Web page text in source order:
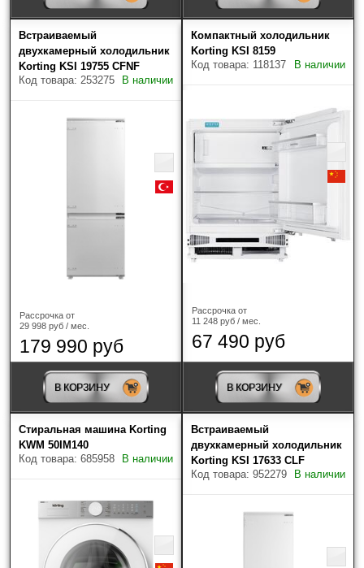
Встраиваемый
двухкамерный холодильник
Korting KSI 19755 CFNF
Код товара: 253275
В наличии
Рассрочка от
29 998 руб / мес.
179 990 руб
В КОРЗИНУ
Компактный холодильник
Korting KSI 8159
Код товара: 118137
В наличии
Рассрочка от
11 248 руб / мес.
67 490 руб
В КОРЗИНУ
Стиральная машина Korting
KWM 50IM140
Код товара: 685958
В наличии
Встраиваемый
двухкамерный холодильник
Korting KSI 17633 CLF
Код товара: 952279
В наличии